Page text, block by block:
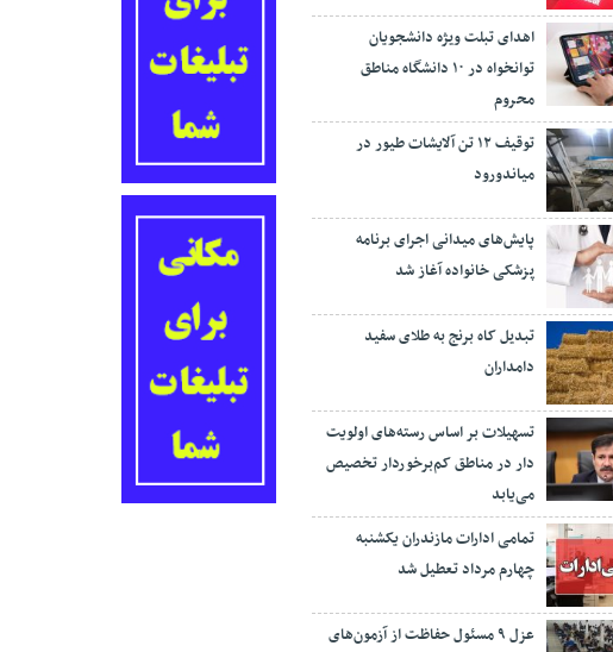
اهدای تبلت ویژه دانشجویان
توانخواه در ۱۰ دانشگاه مناطق
محروم
توقیف ۱۲ تن آلایشات طیور در
میاندورود
پایش‌های میدانی اجرای برنامه
پزشکی خانواده آغاز شد
تبدیل کاه برنج به طلای سفید
دامداران
تسهیلات بر اساس رسته‌های اولویت
دار در مناطق کم‌برخوردار تخصیص
می‌یابد
تمامی ادارات مازندران یکشنبه
چهارم مرداد تعطیل شد
عزل ۹ مسئول حفاظت از آزمون‌های